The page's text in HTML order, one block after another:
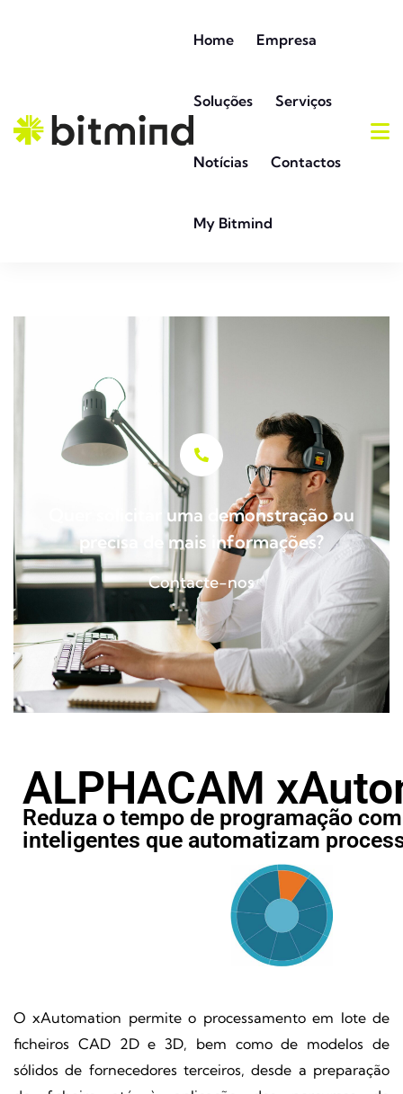
Home Empresa
Soluções Serviços
Notícias Contactos
My Bitmind
Quer solicitar uma demonstração ou
precisa de mais informações?
Contacte-nos
ALPHACAM
Reduza o tempo de programação
inteligentes que automatizam
O xAutomation permite o processamento em lote de
ficheiros CAD 2D e 3D, bem como de modelos de
sólidos de fornecedores terceiros, desde a preparação